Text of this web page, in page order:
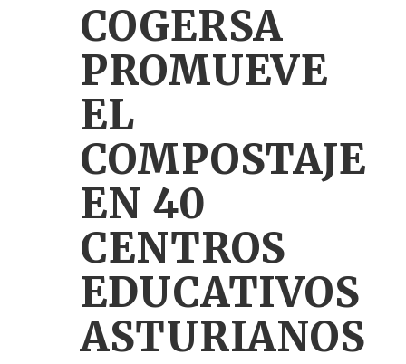
COGERSA
PROMUEVE
EL
COMPOSTAJE
EN 40
CENTROS
EDUCATIVOS
ASTURIANOS